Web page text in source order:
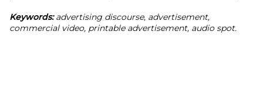
Keywords:advertising discourse, advertisement,
commercial video, printable advertisement, audio spot.